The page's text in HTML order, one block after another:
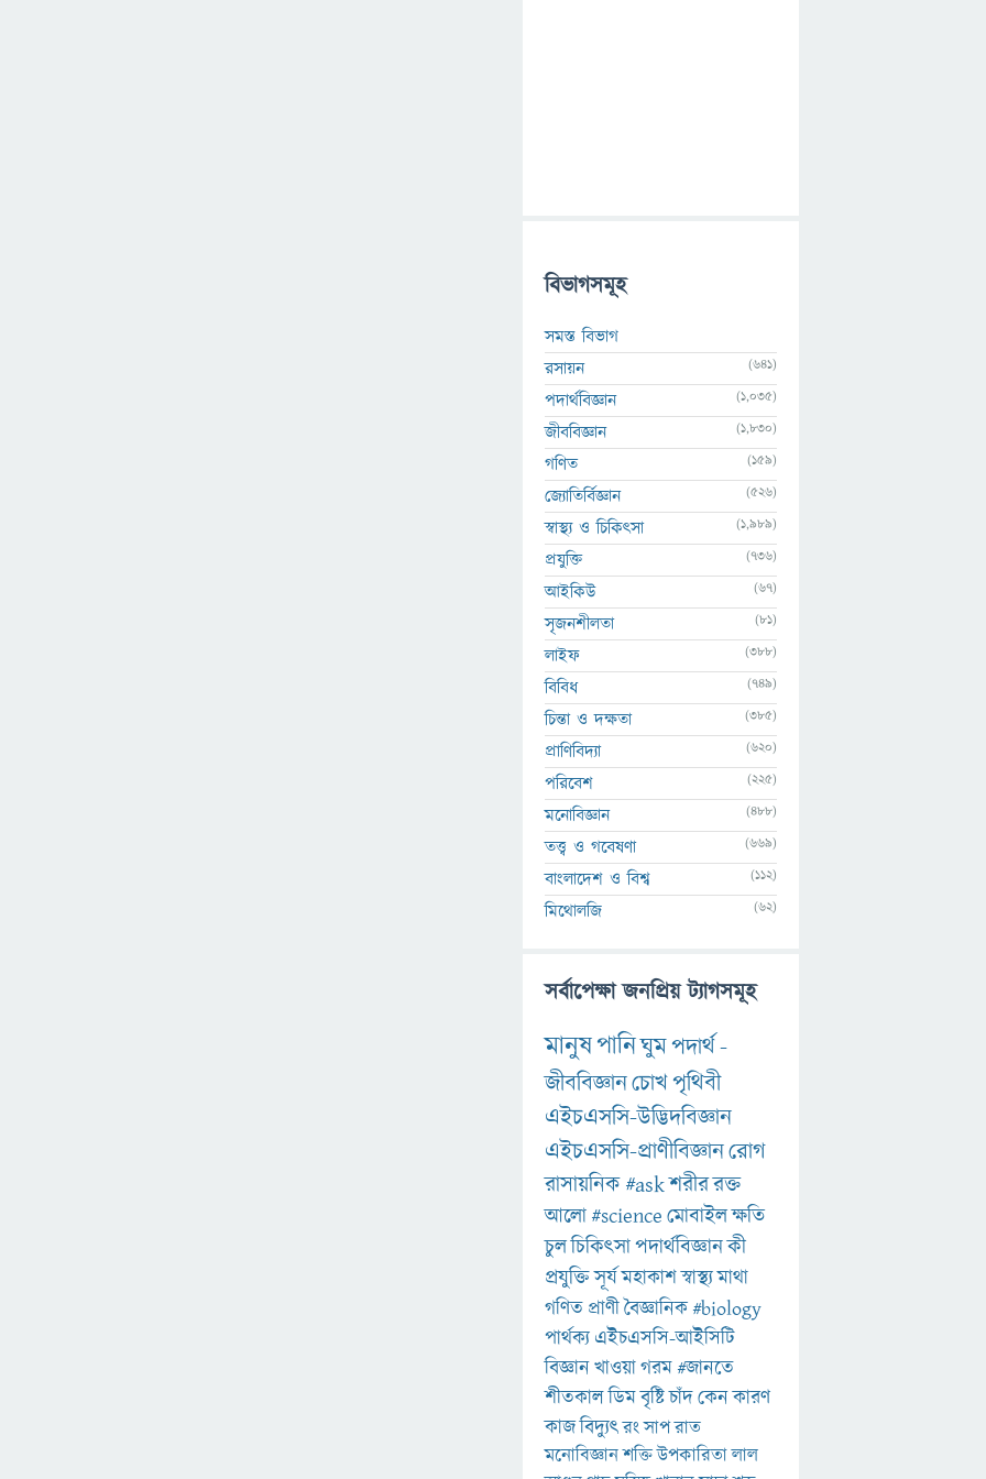
বিভাগসমূহ
সমস্ত বিভাগ
রসায়ন
(641)
পদার্থবিজ্ঞান (1,035)
জীববিজ্ঞান (1,830)
গণিত (159)
জ্যোতির্বিজ্ঞান (526)
স্বাস্থ্য ও চিকিৎসা (1,989)
প্রযুক্তি (736)
আইকিউ (67)
সৃজনশীলতা (81)
লাইফ (388)
বিবিধ (749)
চিন্তা ও দক্ষতা (385)
প্রাণিবিদ্যা (620)
পরিবেশ (225)
মনোবিজ্ঞান (488)
তত্ত্ব ও গবেষণা (669)
বাংলাদেশ ও বিশ্ব (112)
মিথোলজি (62)
সর্বাপেক্ষা জনপ্রিয় ট্যাগসমূহ
মানুষপানিঘুমপদার্থ-
জীববিজ্ঞানচোখপৃথিবী
এইচএসসি-উদ্ভিদবিজ্ঞান
এইচএসসি-প্রাণীবিজ্ঞানরোগ
রাসায়নিক#askশরীররক্ত
আলো#scienceমোবাইলক্ষতি
চুলচিকিৎসাপদার্থবিজ্ঞানকী
প্রযুক্তিসূর্যমহাকাশস্বাস্থ্যমাথা
গণিত প্রাণীবৈজ্ঞানিক#biology
পার্থক্য এইচএসসি-আইসিটি
বিজ্ঞানখাওয়াগরম#জানতে
শীতকালডিমবৃষ্টিচাঁদকেনকারণ
কাজবিদ্যুৎরংসাপরাত
মনোবিজ্ঞানশক্তিউপকারিতালাল